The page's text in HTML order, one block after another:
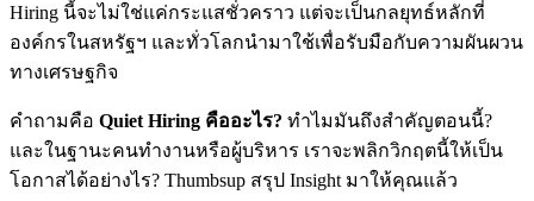
Hiring นี้จะไม่ใช่แค่กระแสชั่วคราว แต่จะเป็นกลยุทธ์หลักที่
องค์กรในสหรัฐฯ และทั่วโลกนำมาใช้เพื่อรับมือกับความผันผวน
ทางเศรษฐกิจ
คำถามคือ Quiet Hiring คืออะไร? ทำไมมันถึงสำคัญตอนนี้?
และในฐานะคนทำงานหรือผู้บริหาร เราจะพลิกวิกฤตนี้ให้เป็น
โอกาสได้อย่างไร? Thumbsup สรุป Insight มาให้คุณแล้ว